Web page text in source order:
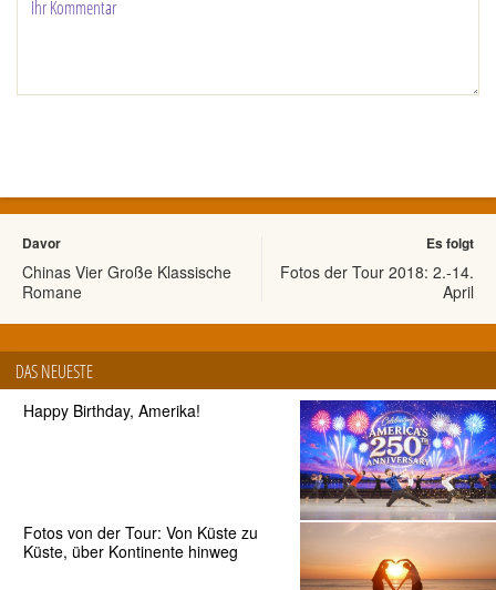
Davor
Chinas Vier Große Klassische
Romane
Es folgt
Fotos der Tour 2018: 2.-14.
April
DAS NEUESTE
Happy Birthday, Amerika!
Fotos von der Tour: Von Küste zu
Küste, über Kontinente hinweg